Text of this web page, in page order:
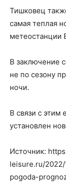
Тишковец
самая теплая
метеостанции
В заключение
не по сезону
ночи.
В связи с этим
установлен
Источник:
leisure.ru/
pogoda-